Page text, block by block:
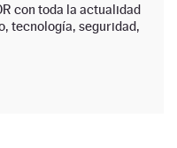
con toda la actualidad
tecnología, seguridad,